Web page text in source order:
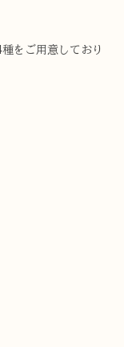
をご用意しており